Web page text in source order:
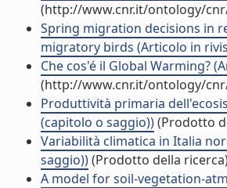
(http://www.cnr.it/ontology/
Spring migration decisions in
migratory birds (Articolo in
Che cos'é il Global Warming?
(http://www.cnr.it/ontology/
Produttività primaria
(capitolo o saggio))(Prodotto
Variabilità climatica in Italia
saggio))(Prodotto della
A model for soil-vegetation-